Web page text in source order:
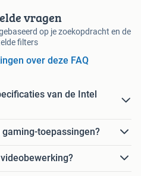
vragen
op je zoekopdracht en de
filters
over deze FAQ
van de Intel
toepassingen?